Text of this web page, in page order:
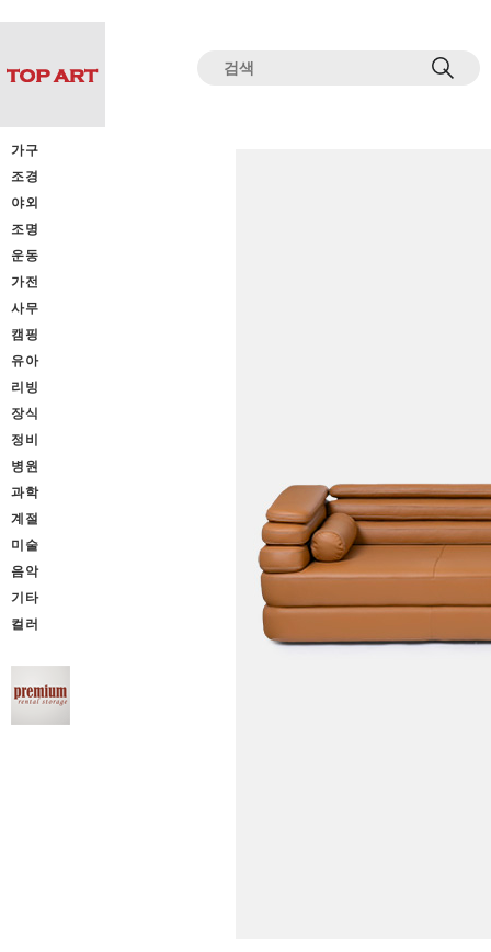
가구
조경
야외
조명
운동
가전
사무
캠핑
유아
리빙
장식
정비
병원
과학
계절
미술
음악
기타
컬러